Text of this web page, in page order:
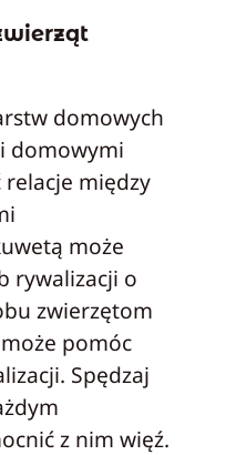
domowych
domowymi
między
może
rywalizacji o
zwierzętom
pomóc
Spędzaj
z nim więź.